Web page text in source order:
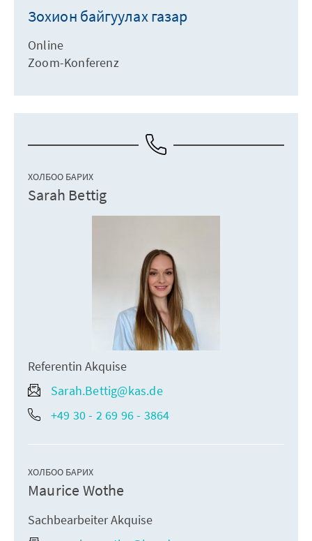
Зохион байгуулах газар
Online
Zoom-Konferenz
ХОЛБОО БАРИХ
Sarah Bettig
Referentin Akquise
Sarah.Bettig@kas.de
+49 30 - 2 69 96 - 3864
ХОЛБОО БАРИХ
Maurice Wothe
Sachbearbeiter Akquise